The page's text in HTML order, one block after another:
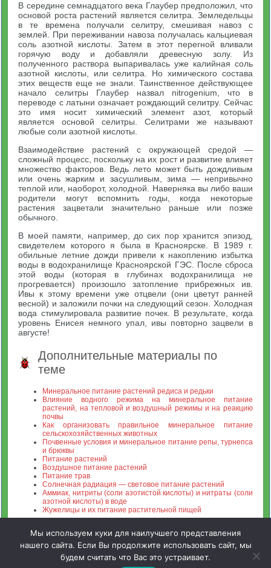
В середине семнадцатого века Глаубер предположил, что
основой роста растений является селитра. Земледельцы
в те времена получали селитру, смешивая навоз с
землей. При переживании навоза получалась кальциевая
соль азотной кислоты. Затем в этот перегной вливали
горячую воду и добавляли древесную золу. Из
полученного раствора выпаривалась уже калийная соль
азотной кислоты, или селитра. Но химического состава
этих веществ еще не знали. Таинственное действующее
начало селитры Глаубер назвал nitrogenium, что в
переводе с латыни означает рождающий селитру. Сейчас
это имя носит химический элемент азот, который
является основой селитры. Селитрами же называют
любые соли азотной кислоты.
Взаимодействие растений с окружающей средой —
сложный процесс, поскольку на их рост и развитие влияет
множество факторов. Ведь лето может быть дождливым
или очень жарким и засушливым, зима — непривычно
теплой или, наоборот, холодной. Наверняка вы либо ваши
родители могут вспомнить годы, когда некоторые
растения зацветали значительно раньше или позже
обычного.
В моей памяти, например, до сих пор хранится эпизод,
свидетелем которого я была в Красноярске. В 1989 г.
обильные летние дожди привели к накоплению избытка
воды в водохранилище Красноярской ГЭС. После сброса
этой воды (которая в глубинах водохранилища не
прогревается) произошло затопление прибрежных ив.
Ивы к этому времени уже отцвели (они цветут ранней
весной) и заложили почки на следующий сезон. Холодная
вода стимулировала развитие почек. В результате, когда
уровень Енисея немного упал, ивы повторно зацвели в
августе!
Дополнительные материалы по
теме
Минеральное питание растений редиса и редьки
Влияние водного режима на минеральное питание
растений, на тепловой и воздушный режимы и на реакцию
почвы
Как организовать правильное минеральное питание
сельскохозяйственных животных
Почвенные условия и минеральное питание репы, турнепса
и брюквы
Питание растений
Воздушное питание растений
Питание трав
Солнечная радиация — световое питание растений
Аммиак, нитриты (соли азотистой кислоты) и нитраты (соли
азотной кислоты) в воде
Жужелицы и их питание растительной пищей
Зооинженерный факультет МСХА. Неофициальный сайт
Мы используем куки для наилучшего представления
нашего сайта. Если Вы продолжите использовать сайт, мы
будем считать что Вас это устраивает.